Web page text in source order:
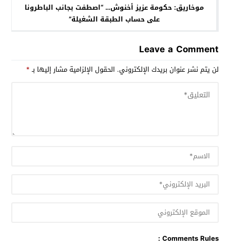
موخاريق: حكومة عزيز أخنوش… “اصطفت بجانب الباطرونا
على حساب الطبقة الشغيلة”
Leave a Comment
لن يتم نشر عنوان بريدك الإلكتروني. الحقول الإلزامية مشار إليها بـ*
Comments Rules :